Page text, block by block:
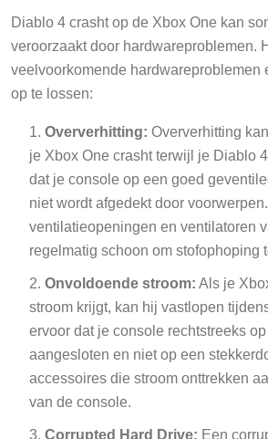
Diablo 4 crasht op de Xbox One kan
veroorzaakt door hardwareproblemen.
veelvoorkomende hardwareproblemen
op te lossen:
Oververhitting: Oververhitting
je Xbox One crasht terwijl je Diablo
dat je console op een goed
niet wordt afgedekt door
ventilatieopeningen en ventilatoren
regelmatig schoon om stofophoping
Onvoldoende stroom: Als je
stroom krijgt, kan hij vastlopen
ervoor dat je console rechtstreeks
aangesloten en niet op een
accessoires die stroom onttrekken
van de console.
Corrupted Hard Drive: Een